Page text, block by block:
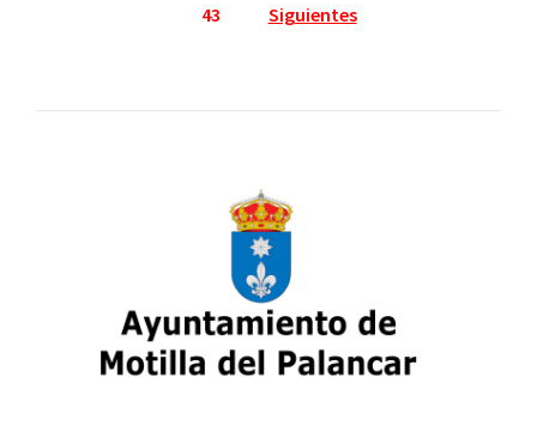
43
Siguientes